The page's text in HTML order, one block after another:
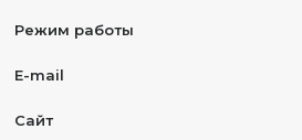
Режим работы
E-mail
Сайт